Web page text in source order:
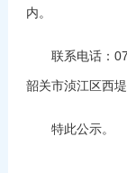
内。
联系电话：
韶关市浈江区西堤
特此公示。